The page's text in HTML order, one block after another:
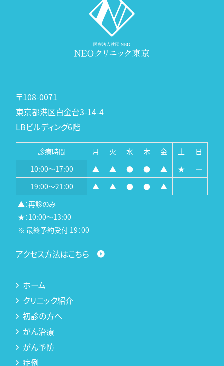
〒108-0071
東京都港区白金台3-14-4
LBビルディング6階
診療時間 月 火 水 木 金 土
日
10:00～17:00
▲ ▲ ● ● ▲ ★
―
19:00～21:00
▲ ▲ ● ● ▲ ―
―
▲：再診のみ
★：10:00～13:00
※ 最終予約受付 19：00
アクセス方法はこちら
ホーム
クリニック紹介
初診の方へ
がん治療
がん予防
症例